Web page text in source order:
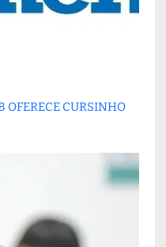
OFERECE CURSINHO